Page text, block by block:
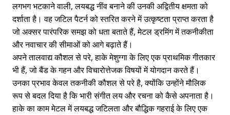
लगभग भटकाने वाली, लयबद्ध नींव बनाने की उनकी अद्वितीय क्षमता को
दर्शाता है। वह जटिल पैटर्न को स्तरित करने में उत्कृष्टता प्राप्त करता है
जो अक्सर पारंपरिक समझ को धता बताते हैं, मेटल ड्रमिंग में तकनीकीता
और नवाचार की सीमाओं को आगे बढ़ाते हैं।
अपने तालवाद्य कौशल से परे, हाके मेशुग्गा के लिए एक प्राथमिक गीतकार
भी हैं, जो बैंड के गहन और विचारोत्तेजक विषयों में योगदान करते हैं।
उनका प्रभाव केवल तकनीकी कौशल से परे है, क्योंकि उन्होंने मौलिक
रूप से बदल दिया है कि भारी संगीत लय और रचना को कैसे अपनाता है।
हाके का काम मेटल में लयबद्ध जटिलता और बौद्धिक गहराई के लिए एक